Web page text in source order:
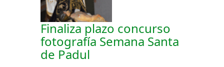
Finaliza plazo concurso
fotografía Semana Santa
de Padul